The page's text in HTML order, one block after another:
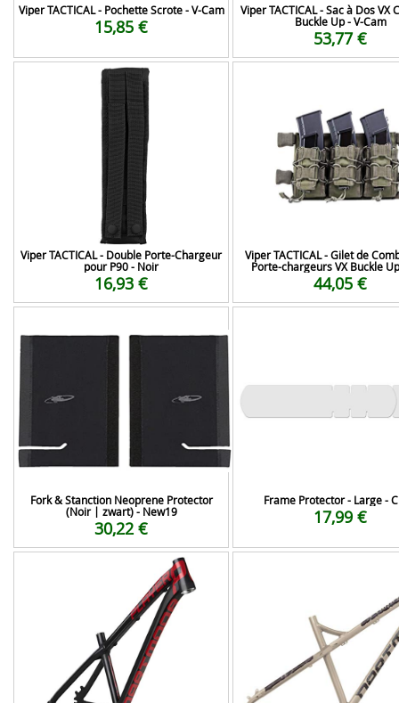
Viper TACTICAL - Pochette Scrote - V-Cam
15,85 €
Viper TACTICAL - Sac à Dos VX
Buckle Up - V-Cam
53,77 €
Viper TACTICAL - Double Porte-Chargeur
pour P90 - Noir
16,93 €
Viper TACTICAL - Gilet de
Porte-chargeurs VX Buckle
44,05 €
Fork & Stanction Neoprene Protector
(Noir | zwart) - New19
30,22 €
Frame Protector - Large -
17,99 €